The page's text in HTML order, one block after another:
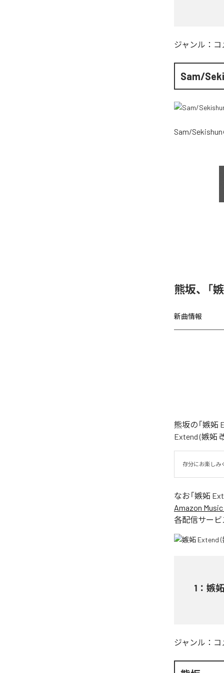
ジャンル： コ
Sam/
Sam/Sekishun
熊坂、「
新曲情報
熊坂の「嫉妬
Extend (嫉妬
存分にお楽しみ
なお「嫉妬
Amazon
各配信サービ
1 ： 嫉
ジャンル： コ